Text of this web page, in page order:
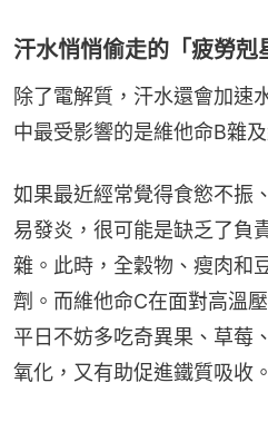
汗水悄悄偷走的「疲勞剋
除了電解質，汗水還會加速
中最受影響的是維他命B雜
如果最近經常覺得食慾不振
易發炎，很可能是缺乏了負
雜。此時，全穀物、瘦肉和
劑。而維他命C在面對高溫
平日不妨多吃奇異果、草莓
氧化，又有助促進鐵質吸收。